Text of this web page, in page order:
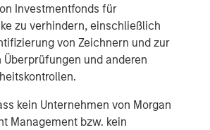
Investmentfonds für
zu verhindern, einschließlich
von Zeichnern und zur
und anderen
kein Unternehmen von Morgan
Management bzw. kein